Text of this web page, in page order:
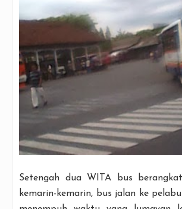
Setengah dua WITA bus
kemarin-kemarin, bus jalan ke